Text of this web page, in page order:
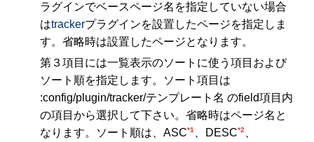
ラグインでベースページ名を指定していない場合
はtrackerプラグインを設置したページを指定しま
す。省略時は設置したページとなります。
第３項目には一覧表示のソートに使う項目および
ソート順を指定します。ソート項目は
:config/plugin/tracker/テンプレート名 のfield項目内
の項目から選択して下さい。省略時はページ名と
なります。ソート順は、ASC*1 、DESC*2